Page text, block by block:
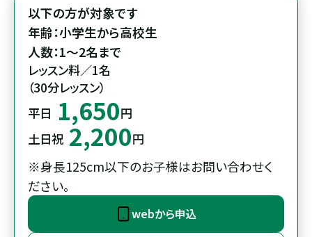
以下の方が対象です
年齢：小学生から高校生
人数：1～2名まで
レッスン料／1名
（30分レッスン）
平日 1,650円
土日祝 2,200円
※身長125cm以下のお子様はお問い合わせく
ださい。
webから申込